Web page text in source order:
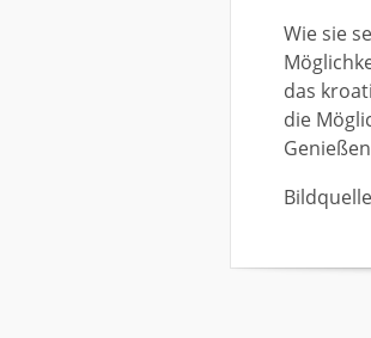
Wie sie
das
die